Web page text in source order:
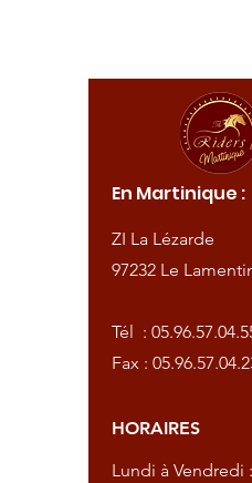
En Martinique :
ZI La Lézarde
97232 Le
Tél :
Fax :
HORAIRES
Lundi à Vendredi :